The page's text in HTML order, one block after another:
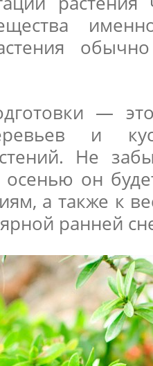
—
и
Не
осенью он
а также к
ранней